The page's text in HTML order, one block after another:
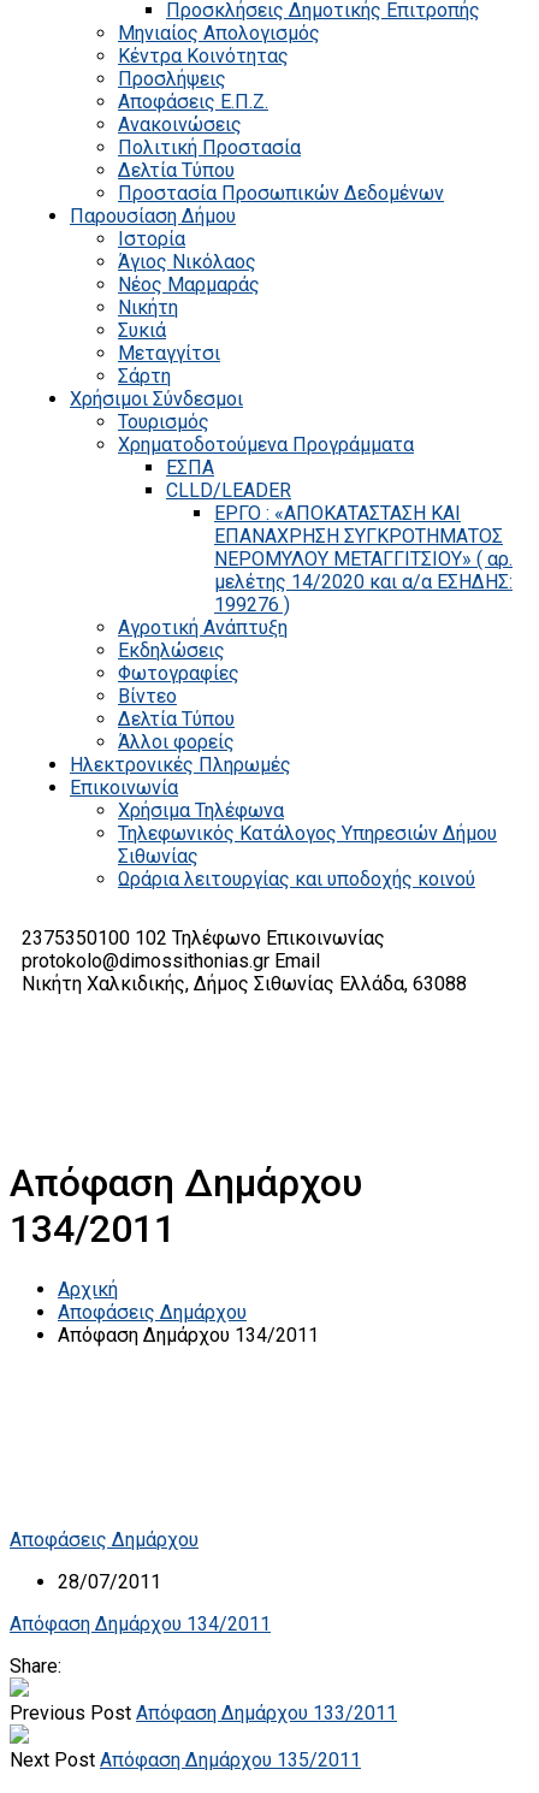
Προσκλήσεις Δημοτικής Επιτροπής
Μηνιαίος Απολογισμός
Κέντρα Κοινότητας
Προσλήψεις
Αποφάσεις Ε.Π.Ζ.
Ανακοινώσεις
Πολιτική Προστασία
Δελτία Τύπου
Προστασία Προσωπικών Δεδομένων
Παρουσίαση Δήμου
Ιστορία
Άγιος Νικόλαος
Νέος Μαρμαράς
Νικήτη
Συκιά
Μεταγγίτσι
Σάρτη
Χρήσιμοι Σύνδεσμοι
Τουρισμός
Χρηματοδοτούμενα Προγράμματα
ΕΣΠΑ
CLLD/LEADER
ΕΡΓΟ : «ΑΠΟΚΑΤΑΣΤΑΣΗ ΚΑΙ
ΕΠΑΝΑΧΡΗΣΗ ΣΥΓΚΡΟΤΗΜΑΤΟΣ
ΝΕΡΟΜΥΛΟΥ ΜΕΤΑΓΓΙΤΣΙΟΥ» ( αρ.
μελέτης 14/2020 και α/α ΕΣΗΔΗΣ:
199276 )
Αγροτική Ανάπτυξη
Εκδηλώσεις
Φωτογραφίες
Βίντεο
Δελτία Τύπου
Άλλοι φορείς
Ηλεκτρονικές Πληρωμές
Επικοινωνία
Χρήσιμα Τηλέφωνα
Τηλεφωνικός Κατάλογος Υπηρεσιών Δήμου
Σιθωνίας
Ωράρια λειτουργίας και υποδοχής κοινού
2375350100 102 Τηλέφωνο Επικοινωνίας
protokolo@dimossithonias.gr Email
Νικήτη Χαλκιδικής, Δήμος Σιθωνίας Ελλάδα, 63088
Απόφαση Δημάρχου
134/2011
Αρχική
Αποφάσεις Δημάρχου
Απόφαση Δημάρχου 134/2011
Αποφάσεις Δημάρχου
28/07/2011
Απόφαση Δημάρχου 134/2011
Share:
Previous Post Απόφαση Δημάρχου 133/2011
Next Post Απόφαση Δημάρχου 135/2011